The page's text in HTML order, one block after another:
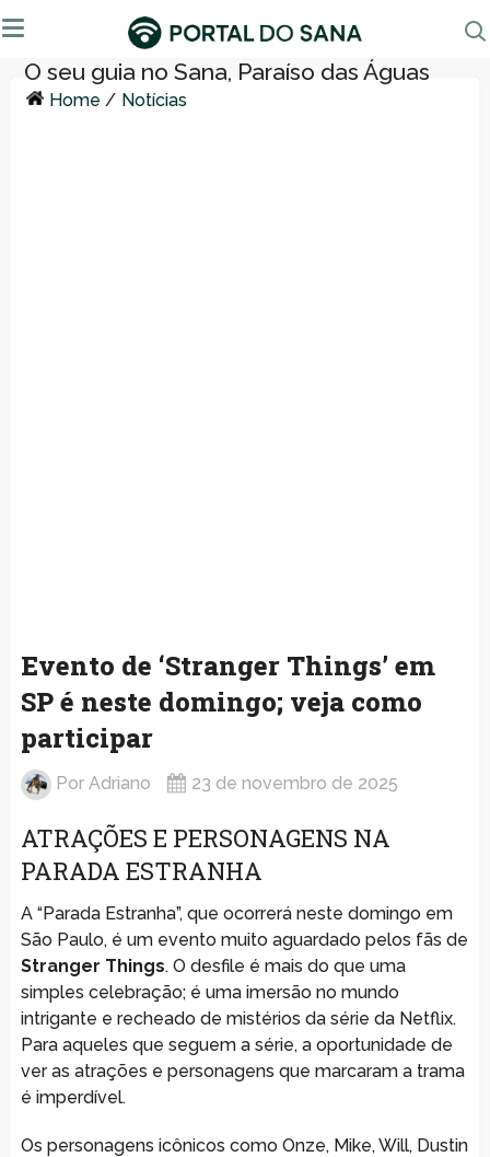
Home / Notícias
Evento de ‘Stranger Things’ em
SP é neste domingo; veja como
participar
Por Adriano 23 de novembro de 2025
ATRAÇÕES E PERSONAGENS NA
PARADA ESTRANHA
A “Parada Estranha”, que ocorrerá neste domingo em
São Paulo, é um evento muito aguardado pelos fãs de
Stranger Things. O desfile é mais do que uma
simples celebração; é uma imersão no mundo
intrigante e recheado de mistérios da série da Netflix.
Para aqueles que seguem a série, a oportunidade de
ver as atrações e personagens que marcaram a trama
é imperdível.
Os personagens icônicos como Onze, Mike, Will, Dustin